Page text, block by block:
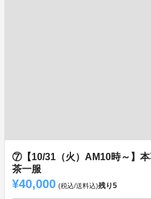
⑦【10/31（火）AM10時～】本
茶一服
¥40,000 (税込/送料込)残り5